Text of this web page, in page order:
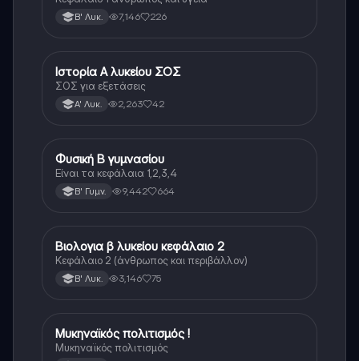
Β' Λυκ. 7,146 226
Ιστορία
Ιστορία Α λυκείου ΣΟΣ
ΣΟΣ για εξετάσεις
Α' Λυκ. 2,263 42
Φυσική
Φυσική Β γυμνασίου
Είναι τα κεφάλαια 1,2,3,4
Β' Γυμν. 9,442 664
Βιολογία
Βιολογια β λυκείου κεφάλαιο 2
Κεφάλαιο 2 (άνθρωπος και περιβάλλον)
Β' Λυκ. 3,146 75
Ιστορία
Μυκηναϊκός πολιτισμός !
Μυκηναϊκός πολιτισμός